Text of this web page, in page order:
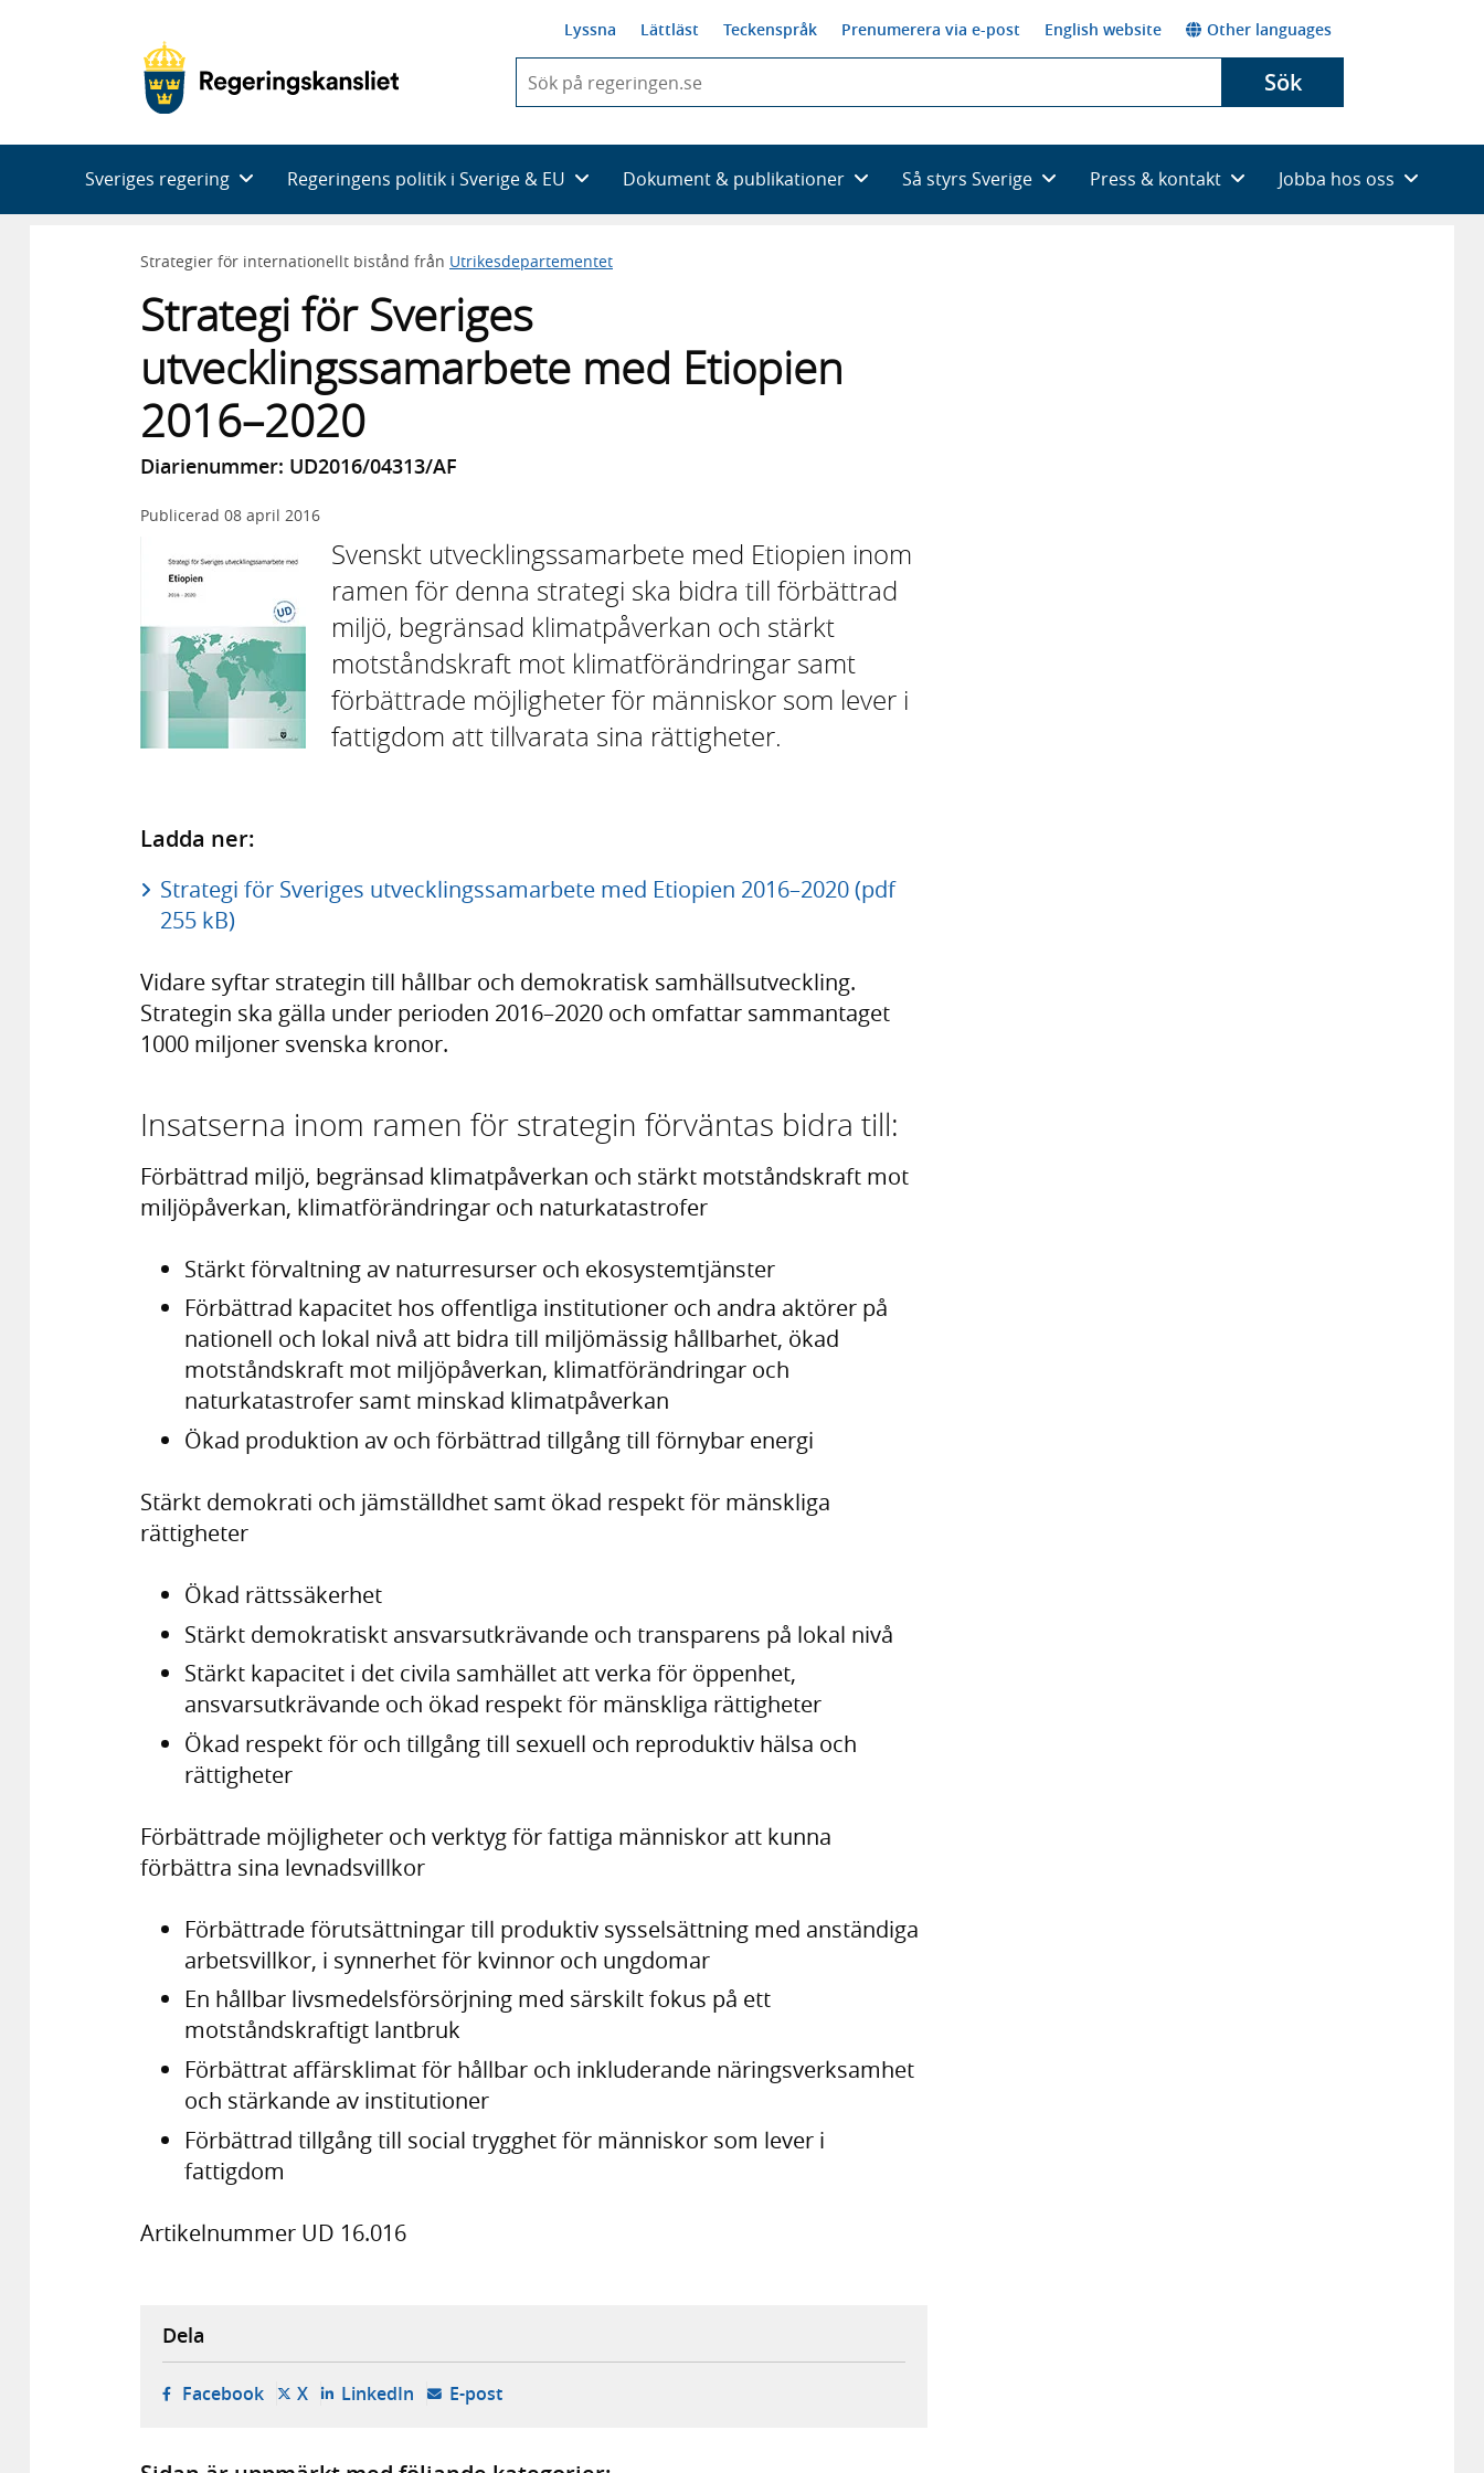
Lyssna Lättläst Teckenspråk Prenumerera via e-post English website Other languages
du
skriva
framträder
en
med
Sök
Sveriges regering Regeringens politik i Sverige & EU Dokument & publikationer Så styrs Sverige Press & kontakt Jobba hos oss
Strategier för internationellt bistånd från Utrikesdepartementet
Strategi för Sveriges
utvecklingssamarbete med Etiopien
2016–2020
Diarienummer: UD2016/04313/AF
Publicerad 08 april 2016
Svenskt utvecklingssamarbete med Etiopien inom
ramen för denna strategi ska bidra till förbättrad
miljö, begränsad klimatpåverkan och stärkt
motståndskraft mot klimatförändringar samt
förbättrade möjligheter för människor som lever i
fattigdom att tillvarata sina rättigheter.
Ladda ner:
Strategi för Sveriges utvecklingssamarbete med Etiopien 2016–2020 (pdf
255 kB)
Vidare syftar strategin till hållbar och demokratisk samhällsutveckling.
Strategin ska gälla under perioden 2016–2020 och omfattar sammantaget
1000 miljoner svenska kronor.
Insatserna inom ramen för strategin förväntas bidra till:
Förbättrad miljö, begränsad klimatpåverkan och stärkt motståndskraft mot
miljöpåverkan, klimatförändringar och naturkatastrofer
Stärkt förvaltning av naturresurser och ekosystemtjänster
Förbättrad kapacitet hos offentliga institutioner och andra aktörer på
nationell och lokal nivå att bidra till miljömässig hållbarhet, ökad
motståndskraft mot miljöpåverkan, klimatförändringar och
naturkatastrofer samt minskad klimatpåverkan
Ökad produktion av och förbättrad tillgång till förnybar energi
Stärkt demokrati och jämställdhet samt ökad respekt för mänskliga
rättigheter
Ökad rättssäkerhet
Stärkt demokratiskt ansvarsutkrävande och transparens på lokal nivå
Stärkt kapacitet i det civila samhället att verka för öppenhet,
ansvarsutkrävande och ökad respekt för mänskliga rättigheter
Ökad respekt för och tillgång till sexuell och reproduktiv hälsa och
rättigheter
Förbättrade möjligheter och verktyg för fattiga människor att kunna
förbättra sina levnadsvillkor
Förbättrade förutsättningar till produktiv sysselsättning med anständiga
arbetsvillkor, i synnerhet för kvinnor och ungdomar
En hållbar livsmedelsförsörjning med särskilt fokus på ett
motståndskraftigt lantbruk
Förbättrat affärsklimat för hållbar och inkluderande näringsverksamhet
och stärkande av institutioner
Förbättrad tillgång till social trygghet för människor som lever i
fattigdom
Artikelnummer UD 16.016
Dela
Facebook- öppnas i ny flik, extern webbplats,
X- öppnas i ny flik, extern webbplats,
LinkedIn- öppnas i ny flik, extern webbplats,
E-post- öppnar din e-postklient,